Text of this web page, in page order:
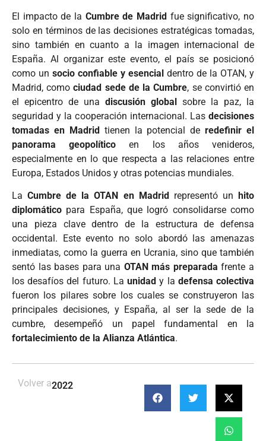
El impacto de la Cumbre de Madrid fue significativo, no
solo en términos de las decisiones estratégicas tomadas,
sino también en cuanto a la imagen internacional de
España. Al organizar este evento, el país se posicionó
como un socio confiable y esencial dentro de la OTAN, y
Madrid, comociudad sede de la Cumbre, se convirtió en
el epicentro de una discusión global sobre la paz, la
seguridad y la cooperación internacional. Las decisiones
tomadas en Madridtienen la potencial deredefinir el
panorama geopolítico en los años venideros,
especialmente en lo que respecta a las relaciones entre
Europa, Estados Unidos y otras potencias mundiales.
LaCumbre de la OTAN en Madridrepresentó unhito
diplomático para España, que logró consolidarse como
una pieza clave dentro de la estructura de defensa
occidental. Este evento no solo abordó las amenazas
inmediatas, como la guerra en Ucrania, sino que también
sentó las bases para una OTAN más preparada frente a
los desafíos del futuro. Launidad y la defensa colectiva
fueron los pilares sobre los cuales se construyeron las
principales decisiones, y España, al ser la sede de la
cumbre, desempeñó un papel fundamental en la
fortalecimiento de la Alianza Atlántica.
Volver a2022